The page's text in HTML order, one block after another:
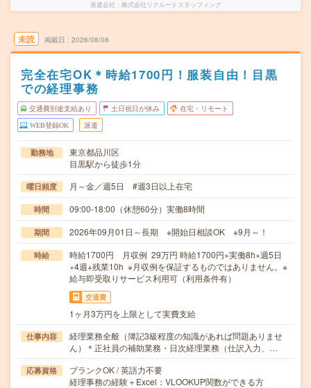
派遣会社 株式会社リクルートスタッフィング
未読 掲載日 2026/08/08
完全在宅OK＊時給1700円！服装自由！目黒
での経理事務
交通費別途支給あり 土日祝日が休み 在宅・リモート
WEB登録OK 派遣
勤務地
東京都品川区
目黒駅から徒歩1分
曜日頻度 月～金／週5日 #週3日以上在宅
時間 09:00-18:00（休憩60分）実働8時間
期間 2026年09月01日～長期 ※開始日相談OK ※9月～！
時給
時給1700円 月収例 29万円 時給1700円×実働8h×週5日
×4週+残業10h ※月収例を保証するものではありません。※
給与即受取りサービス利用可（利用条件有）
交通費
1ヶ月3万円を上限として実費支給
仕事内容
経理業務全般（簿記3級程度の知識があれば問題ありませ
ん）＊正社員の補助業務・日次経理業務（仕訳入力、…
応募資格
ブランクOK / 英語力不要
経理事務の経験＋Excel：VLOOKUP関数ができる方